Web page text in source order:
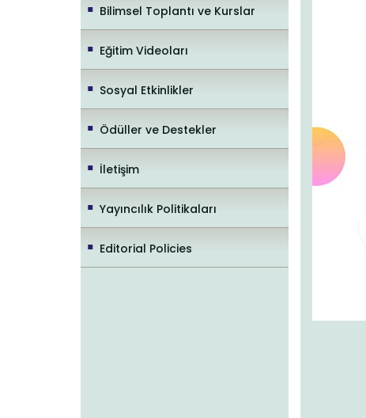
Bilimsel Toplantı ve Kurslar
Eğitim Videoları
Sosyal Etkinlikler
Ödüller ve Destekler
İletişim
Yayıncılık Politikaları
Editorial Policies